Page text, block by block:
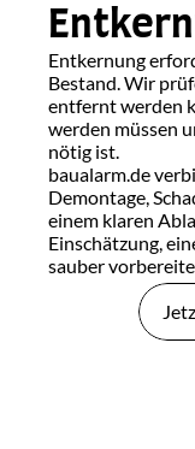
Entkernung
Bestand. Wir
entfernt werden
werden müssen
nötig ist.
baualarm.de
Demontage,
einem klaren
Einschätzung,
sauber